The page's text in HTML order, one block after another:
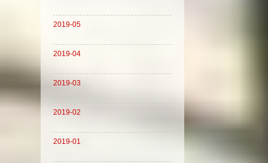
2019-05
2019-04
2019-03
2019-02
2019-01